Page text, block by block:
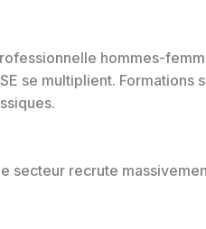
hommes-
se multiplient.
secteur recrute